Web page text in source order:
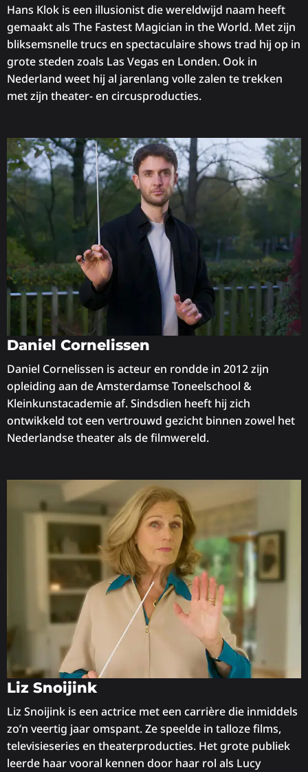
Hans Klok is een illusionist die wereldwijd naam heeft
gemaakt als The Fastest Magician in the World. Met zijn
bliksemsnelle trucs en spectaculaire shows trad hij op in
grote steden zoals Las Vegas en Londen. Ook in
Nederland weet hij al jarenlang volle zalen te trekken
met zijn theater- en circusproducties.
Daniel Cornelissen
Daniel Cornelissen is acteur en rondde in 2012 zijn
opleiding aan de Amsterdamse Toneelschool &
Kleinkunstacademie af. Sindsdien heeft hij zich
ontwikkeld tot een vertrouwd gezicht binnen zowel het
Nederlandse theater als de filmwereld.
Liz Snoijink
Liz Snoijink is een actrice met een carrière die inmiddels
zo’n veertig jaar omspant. Ze speelde in talloze films,
televisieseries en theaterproducties. Het grote publiek
leerde haar vooral kennen door haar rol als Lucy